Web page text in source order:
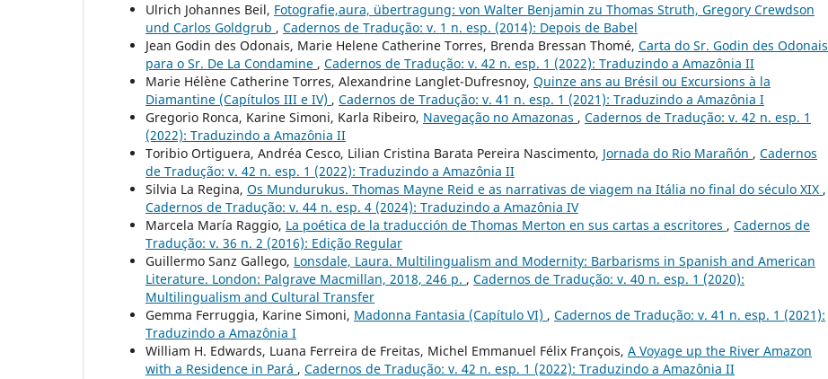
Ulrich Johannes Beil, Fotografie,aura, übertragung: von Walter Benjamin zu Thomas Struth, Gregory Crewdson
und Carlos Goldgrub , Cadernos de Tradução: v. 1 n. esp. (2014): Depois de Babel
Jean Godin des Odonais, Marie Helene Catherine Torres, Brenda Bressan Thomé, Carta do Sr. Godin des Odonais
para o Sr. De La Condamine , Cadernos de Tradução: v. 42 n. esp. 1 (2022): Traduzindo a Amazônia II
Marie Hélène Catherine Torres, Alexandrine Langlet-Dufresnoy, Quinze ans au Brésil ou Excursions à la
Diamantine (Capítulos III e IV) , Cadernos de Tradução: v. 41 n. esp. 1 (2021): Traduzindo a Amazônia I
Gregorio Ronca, Karine Simoni, Karla Ribeiro, Navegação no Amazonas , Cadernos de Tradução: v. 42 n. esp. 1
(2022): Traduzindo a Amazônia II
Toribio Ortiguera, Andréa Cesco, Lilian Cristina Barata Pereira Nascimento, Jornada do Rio Marañón , Cadernos
de Tradução: v. 42 n. esp. 1 (2022): Traduzindo a Amazônia II
Silvia La Regina, Os Mundurukus. Thomas Mayne Reid e as narrativas de viagem na Itália no final do século XIX ,
Cadernos de Tradução: v. 44 n. esp. 4 (2024): Traduzindo a Amazônia IV
Marcela María Raggio, La poética de la traducción de Thomas Merton en sus cartas a escritores , Cadernos de
Tradução: v. 36 n. 2 (2016): Edição Regular
Guillermo Sanz Gallego, Lonsdale, Laura. Multilingualism and Modernity: Barbarisms in Spanish and American
Literature. London: Palgrave Macmillan, 2018, 246 p. , Cadernos de Tradução: v. 40 n. esp. 1 (2020):
Multilingualism and Cultural Transfer
Gemma Ferruggia, Karine Simoni, Madonna Fantasia (Capítulo VI) , Cadernos de Tradução: v. 41 n. esp. 1 (2021):
Traduzindo a Amazônia I
William H. Edwards, Luana Ferreira de Freitas, Michel Emmanuel Félix François, A Voyage up the River Amazon
with a Residence in Pará , Cadernos de Tradução: v. 42 n. esp. 1 (2022): Traduzindo a Amazônia II